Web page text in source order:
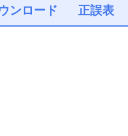
ンロード 正誤表